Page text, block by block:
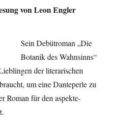
von Leon Engler
Sein Debütroman „Die
Botanik des Wahnsinns“
der literarischen
um eine Danteperle zu
Roman für den aspekte-